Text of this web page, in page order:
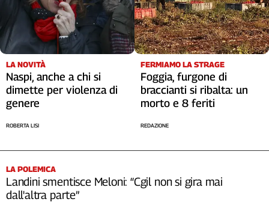
LA NOVITÀ
Naspi, anche a chi si
dimette per violenza di
genere
ROBERTA LISI
FERMIAMO LA STRAGE
Foggia, furgone di
braccianti si ribalta: un
morto e 8 feriti
REDAZIONE
LA POLEMICA
Landini smentisce Meloni: “Cgil non si gira mai
dall'altra parte”